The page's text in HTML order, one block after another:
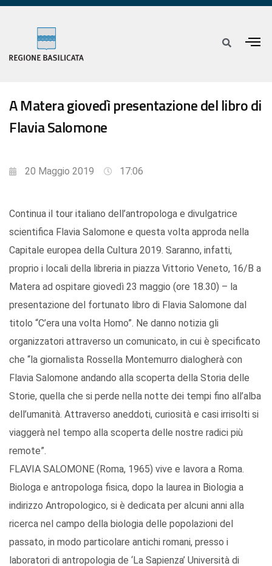
A Matera giovedì presentazione del libro di
Flavia Salomone
20 Maggio 2019 17:06
Continua il tour italiano dell’antropologa e divulgatrice
scientifica Flavia Salomone e questa volta approda nella
Capitale europea della Cultura 2019. Saranno, infatti,
proprio i locali della libreria in piazza Vittorio Veneto, 16/B a
Matera ad ospitare giovedì 23 maggio (ore 18.30) – la
presentazione del fortunato libro di Flavia Salomone dal
titolo “C’era una volta Homo”. Ne danno notizia gli
organizzatori attraverso un comunicato, in cui è specificato
che “la giornalista Rossella Montemurro dialogherà con
Flavia Salomone andando alla scoperta della Storia delle
Storie, quella che si perde nella notte dei tempi fino all’alba
dell’umanità. Attraverso aneddoti, curiosità e casi irrisolti si
viaggerà nel tempo alla scoperta delle nostre radici più
remote”.
FLAVIA SALOMONE (Roma, 1965) vive e lavora a Roma.
Biologa e antropologa fisica, dopo la laurea in Biologia a
indirizzo Antropologico, si è dedicata per alcuni anni alla
ricerca nel campo della biologia delle popolazioni del
passato, in modo particolare antichi romani, presso i
laboratori di antropologia de ‘La Sapienza’ Università di